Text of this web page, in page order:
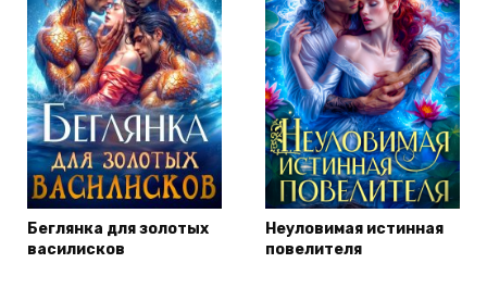
Беглянка для золотых
василисков
Неуловимая истинная
повелителя